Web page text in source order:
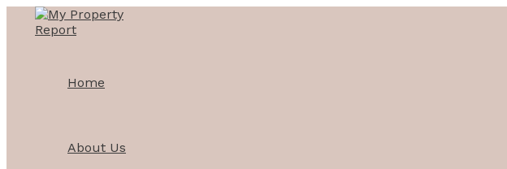
Skip
content
Home
About Us
Post
navigation